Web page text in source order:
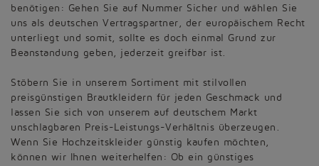
benötigen: Gehen Sie auf Nummer Sicher und wählen Sie
uns als deutschen Vertragspartner, der europäischem Recht
unterliegt und somit, sollte es doch einmal Grund zur
Beanstandung geben, jederzeit greifbar ist.
Stöbern Sie in unserem Sortiment mit stilvollen
preisgünstigen Brautkleidern für jeden Geschmack und
lassen Sie sich von unserem auf deutschem Markt
unschlagbaren Preis-Leistungs-Verhältnis überzeugen.
Wenn Sie Hochzeitskleider günstig kaufen möchten,
können wir Ihnen weiterhelfen: Ob ein günstiges